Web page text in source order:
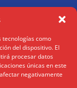
tecnologías como
del dispositivo. El
procesar datos
únicas en este
negativamente